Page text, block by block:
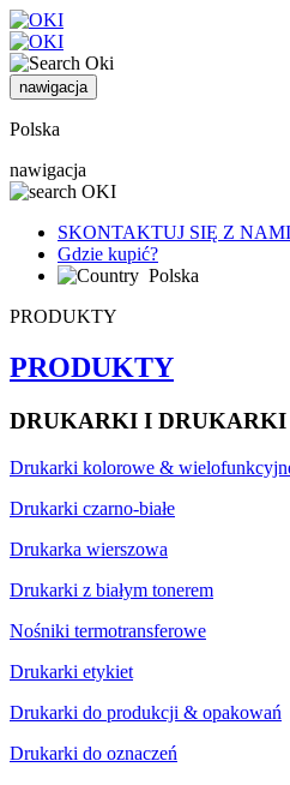
nawigacja
Polska
nawigacja
SKONTAKTUJ SIĘ Z NAMI
Gdzie kupić?
Polska
PRODUKTY
PRODUKTY
DRUKARKI I
Drukarki kolorowe &
Drukarki czarno-białe
Drukarka wierszowa
Drukarki z białym tonerem
Nośniki termotransferowe
Drukarki etykiet
Drukarki do produkcji & opakowań
Drukarki do oznaczeń